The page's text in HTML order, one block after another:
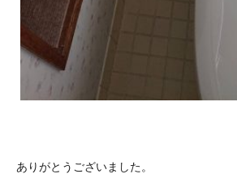
ありがとうございました。